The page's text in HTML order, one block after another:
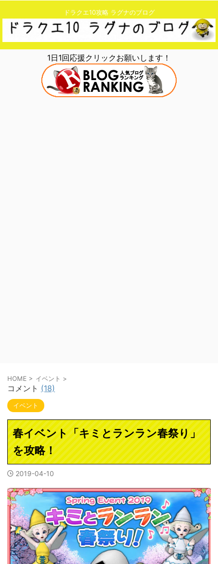
ドラクエ10攻略 ラグナのブログ
1日1回応援クリックお願いします！
HOME > イベント >
コメント (18)
イベント
春イベント「キミとランラン春祭り」
を攻略！
2019-04-10